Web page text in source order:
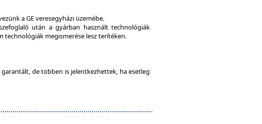
a GE veresegyházi üzemébe.
után a gyárban használt technológiák
technológiák megismerése lesz terítéken.
de többen is jelentkezhettek, ha esetleg